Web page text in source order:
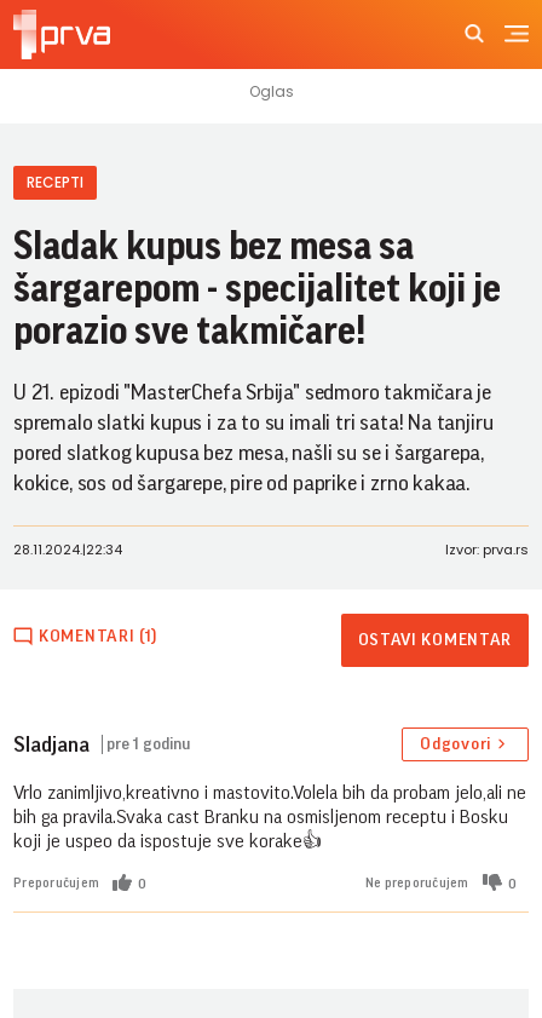
RECEPTI
Sladak kupus bez mesa sa
šargarepom - specijalitet koji je
porazio sve takmičare!
U 21. epizodi "MasterChefa Srbija" sedmoro takmičara je
spremalo slatki kupus i za to su imali tri sata! Na tanjiru
pored slatkog kupusa bez mesa, našli su se i šargarepa,
kokice, sos od šargarepe, pire od paprike i zrno kakaa.
28.11.2024.|22:34 Izvor: prva.rs
KOMENTARI (1) OSTAVI KOMENTAR
Sladjana pre 1 godinu Odgovori
Vrlo zanimljivo,kreativno i mastovito.Volela bih da probam jelo,ali ne
bih ga pravila.Svaka cast Branku na osmisljenom receptu i Bosku
koji je uspeo da ispostuje sve korake👍
Preporučujem 0 Ne preporučujem 0